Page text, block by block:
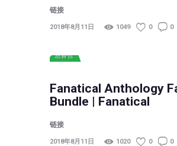
链接
2018年8月11日 1049 0 0
慈善包
Fanatical Anthology
Bundle | Fanatical
链接
2018年8月11日 1020 0 0